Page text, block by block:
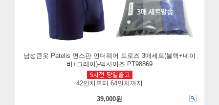
남성큰옷 Patelis 면스판 언더웨어 드로즈 3매세트(블랙+네이
비+그레이)-빅사이즈 PT98869
42인치부터 64인치까지
39,000원